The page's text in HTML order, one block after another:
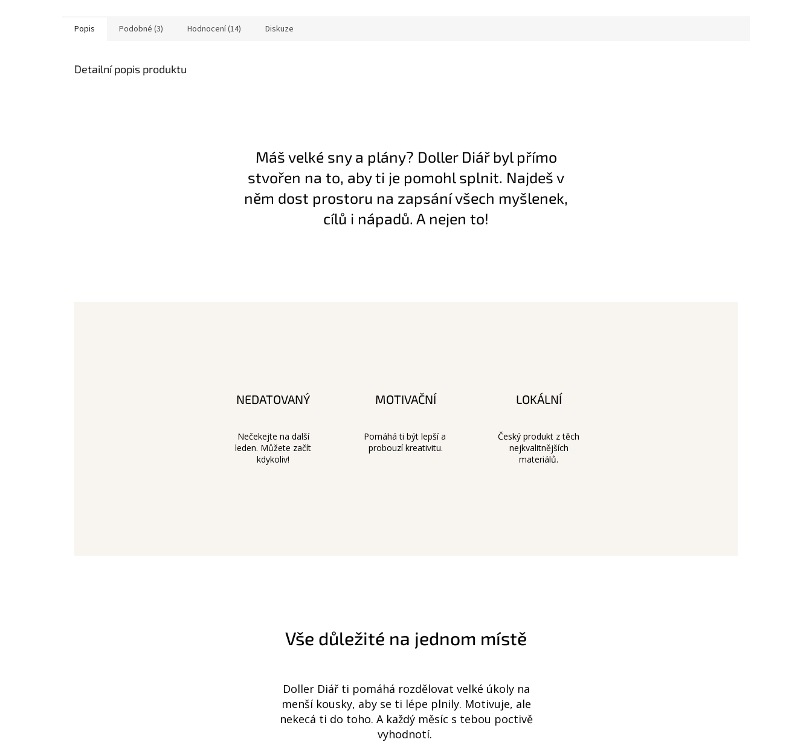
Popis Podobné (3) Hodnocení (14) Diskuze
Detailní popis produktu
Máš velké sny a plány? Doller Diář byl přímo
stvořen na to, aby ti je pomohl splnit. Najdeš v
něm dost prostoru na zapsání všech myšlenek,
cílů i nápadů. A nejen to!
NEDATOVANÝ
Nečekejte na další
leden. Můžete začít
kdykoliv!
MOTIVAČNÍ
Pomáhá ti být lepší a
probouzí kreativitu.
LOKÁLNÍ
Český produkt z těch
nejkvalitnějších
materiálů.
Vše důležité na jednom místě
Doller Diář ti pomáhá rozdělovat velké úkoly na
menší kousky, aby se ti lépe plnily. Motivuje, ale
nekecá ti do toho. A každý měsíc s tebou poctivě
vyhodnotí.